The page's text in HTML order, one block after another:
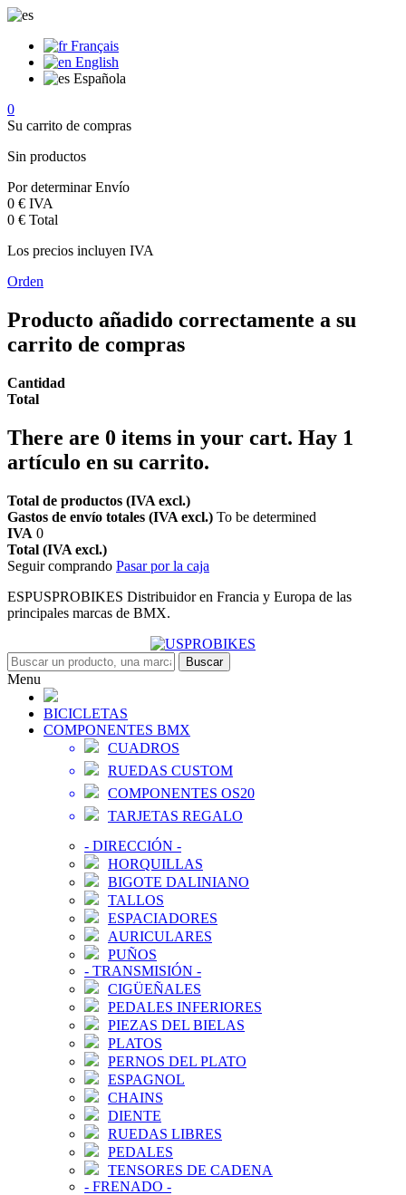
Français
English
Española
0
Su carrito de compras
Sin productos
Por determinarEnvío
0 € IVA
0 € Total
Los precios incluyen IVA
Orden
Producto añadido correctamente a su
carrito de compras
Cantidad
Total
There are 0 items in your cart. Hay 1
artículo en su carrito.
Total de productos (IVA excl.)
Gastos de envío totales (IVA excl.) To be determined
IVA 0
Total (IVA excl.)
Seguir comprando Pasar por la caja
ESPUSPROBIKES Distribuidor en Francia y Europa de las
principales marcas de BMX.
Buscar
Menu
BICICLETAS
COMPONENTES BMX
CUADROS
RUEDAS CUSTOM
COMPONENTES OS20
TARJETAS REGALO
- DIRECCIÓN -
HORQUILLAS
BIGOTE DALINIANO
TALLOS
ESPACIADORES
AURICULARES
PUÑOS
- TRANSMISIÓN -
CIGÜEÑALES
PEDALES INFERIORES
PIEZAS DEL BIELAS
PLATOS
PERNOS DEL PLATO
ESPAGNOL
CHAINS
DIENTE
RUEDAS LIBRES
PEDALES
TENSORES DE CADENA
- FRENADO -